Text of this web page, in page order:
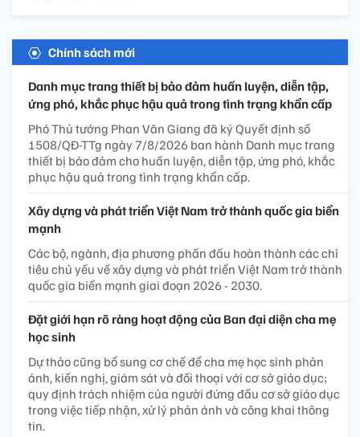
Chính sách mới
Danh mục trang thiết bị bảo đảm huấn luyện, diễn tập,
ứng phó, khắc phục hậu quả trong tình trạng khẩn cấp
Phó Thủ tướng Phan Văn Giang đã ký Quyết định số
1508/QĐ-TTg ngày 7/8/2026 ban hành Danh mục trang
thiết bị bảo đảm cho huấn luyện, diễn tập, ứng phó, khắc
phục hậu quả trong tình trạng khẩn cấp.
Xây dựng và phát triển Việt Nam trở thành quốc gia biển
mạnh
Các bộ, ngành, địa phương phấn đấu hoàn thành các chỉ
tiêu chủ yếu về xây dựng và phát triển Việt Nam trở thành
quốc gia biển mạnh giai đoạn 2026 - 2030.
Đặt giới hạn rõ ràng hoạt động của Ban đại diện cha mẹ
học sinh
Dự thảo cũng bổ sung cơ chế để cha mẹ học sinh phản
ánh, kiến nghị, giám sát và đối thoại với cơ sở giáo dục;
quy định trách nhiệm của người đứng đầu cơ sở giáo dục
trong việc tiếp nhận, xử lý phản ánh và công khai thông
tin.